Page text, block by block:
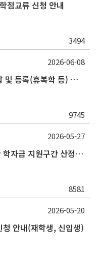
점교류 신청 안내
3494
2026학년도 제2학기 등록금 수납 및 등록(휴복학 등) 일정 안내
9745
2026-06-08
2026학년도 2학기 한국장학재단 학자금 지원구간 산정 신청 안내
8581
2026-05-27
안내(재학생, 신입생)
2026-05-20